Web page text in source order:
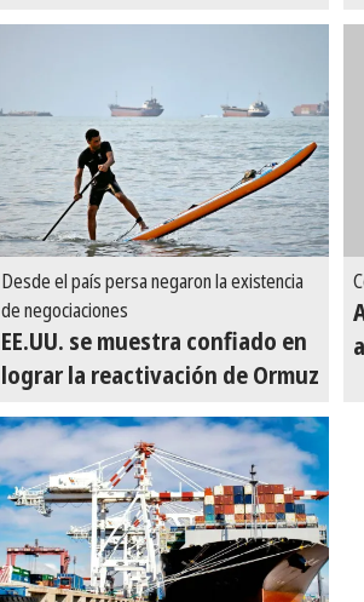
Desde el país persa negaron la existencia
de negociaciones
EE.UU. se muestra confiado en
lograr la reactivación de Ormuz